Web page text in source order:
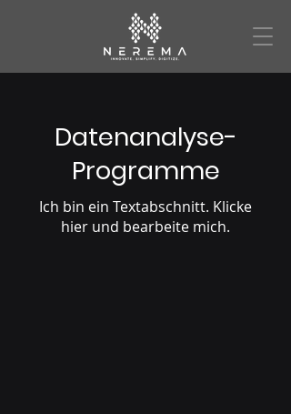
Datenanalyse-
Programme
Ich bin ein Textabschnitt. Klicke
hier und bearbeite mich.